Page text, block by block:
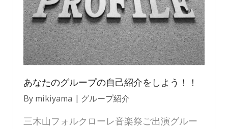
あなたのグループの自己紹介をしよう！！
By mikiyama グループ紹介
三木山フォルクローレ音楽祭ご出演グルー